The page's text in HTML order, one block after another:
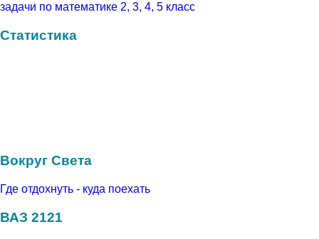
задачи по математике 2, 3, 4, 5 класс
Статистика
Вокруг Света
Где отдохнуть - куда поехать
ВАЗ 2121